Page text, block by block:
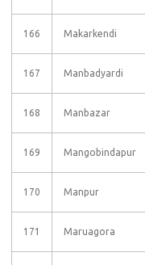
166 Makarkendi
167 Manbadyardi
168 Manbazar
169 Mangobindapur
170 Manpur
171 Maruagora